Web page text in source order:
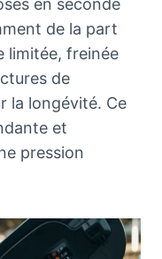
en seconde
de la part
limitée, freinée
de
la longévité. Ce
et
pression